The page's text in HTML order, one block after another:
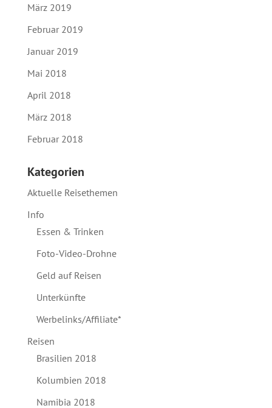
März 2019
Februar 2019
Januar 2019
Mai 2018
April 2018
März 2018
Februar 2018
Kategorien
Aktuelle Reisethemen
Info
Essen & Trinken
Foto-Video-Drohne
Geld auf Reisen
Unterkünfte
Werbelinks/Affiliate*
Reisen
Brasilien 2018
Kolumbien 2018
Namibia 2018